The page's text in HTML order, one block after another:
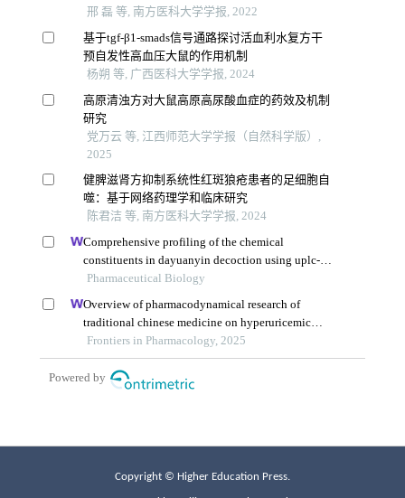
Copyright © Higher Education Press.